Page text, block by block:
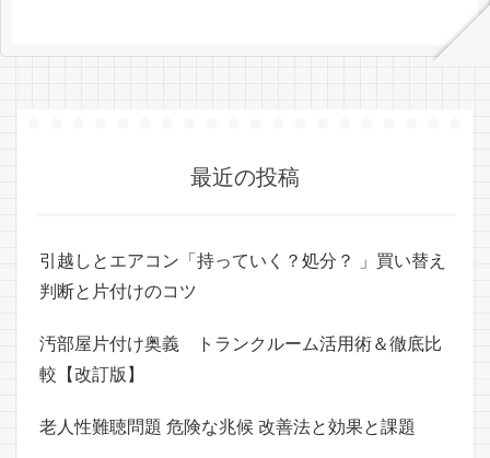
最近の投稿
引越しとエアコン「持っていく？処分？ 」買い替え
判断と片付けのコツ
汚部屋片付け奥義 トランクルーム活用術＆徹底比
較【改訂版】
老人性難聴問題 危険な兆候 改善法と効果と課題